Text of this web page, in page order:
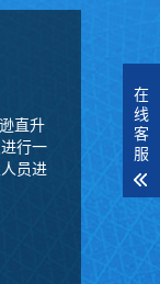
直升
行一
员进
在
线
客
服